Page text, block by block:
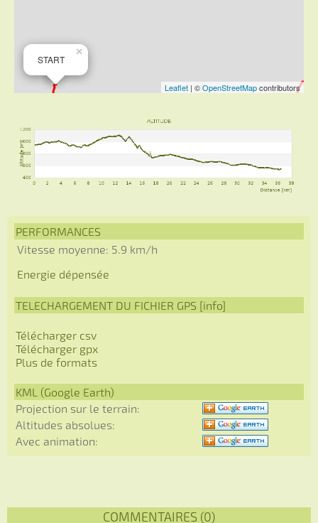
PERFORMANCES
Vitesse moyenne: 5.9 km/h
Energie dépensée
TELECHARGEMENT DU FICHIER GPS [info]
Télécharger csv
Télécharger gpx
Plus de formats
KML (Google Earth)
Projection sur le terrain:
Altitudes absolues:
Avec animation:
COMMENTAIRES (0)